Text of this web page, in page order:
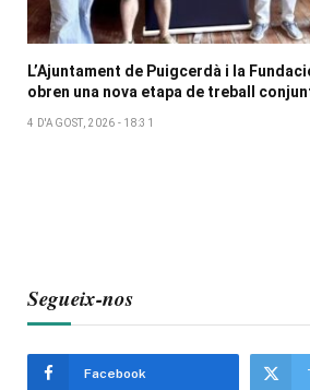
L’Ajuntament de Puigcerdà i la
obren una nova etapa de treball
4 D'AGOST, 2026 - 18:31
Segueix-nos
Facebook